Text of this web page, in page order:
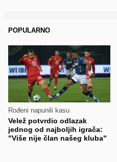
POPULARNO
Rođeni napunili kasu
Velež potvrdio odlazak
jednog od najboljih igrača:
"Više nije član našeg kluba"